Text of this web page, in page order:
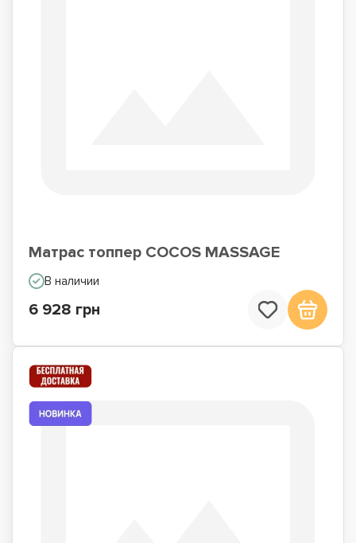
Матрас топпер COCOS MASSAGE
В наличии
6 928 грн